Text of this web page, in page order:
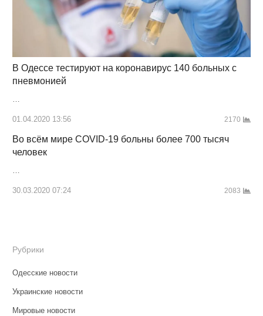
В Одессе тестируют на коронавирус 140 больных с
пневмонией
…
01.04.2020 13:56 2170
Во всём мире COVID-19 больны более 700 тысяч
человек
30.03.2020 07:24 2083
Рубрики
Одесские новости
Украинские новости
Мировые новости